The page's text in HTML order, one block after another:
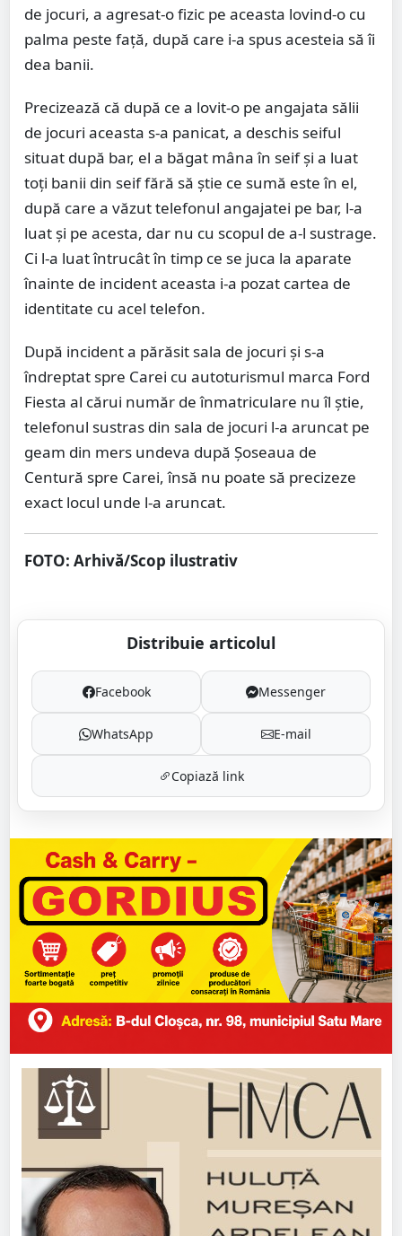
de jocuri, a agresat-o fizic pe aceasta lovind-o cu
palma peste față, după care i-a spus acesteia să îi
dea banii.
Precizează că după ce a lovit-o pe angajata sălii
de jocuri aceasta s-a panicat, a deschis seiful
situat după bar, el a băgat mâna în seif și a luat
toți banii din seif fără să știe ce sumă este în el,
după care a văzut telefonul angajatei pe bar, l-a
luat și pe acesta, dar nu cu scopul de a-l sustrage.
Ci l-a luat întrucât în timp ce se juca la aparate
înainte de incident aceasta i-a pozat cartea de
identitate cu acel telefon.
După incident a părăsit sala de jocuri și s-a
îndreptat spre Carei cu autoturismul marca Ford
Fiesta al cărui număr de înmatriculare nu îl știe,
telefonul sustras din sala de jocuri l-a aruncat pe
geam din mers undeva după Șoseaua de
Centură spre Carei, însă nu poate să precizeze
exact locul unde l-a aruncat.
FOTO: Arhivă/Scop ilustrativ
Distribuie articolul
Facebook Messenger
WhatsApp E-mail
Copiază link